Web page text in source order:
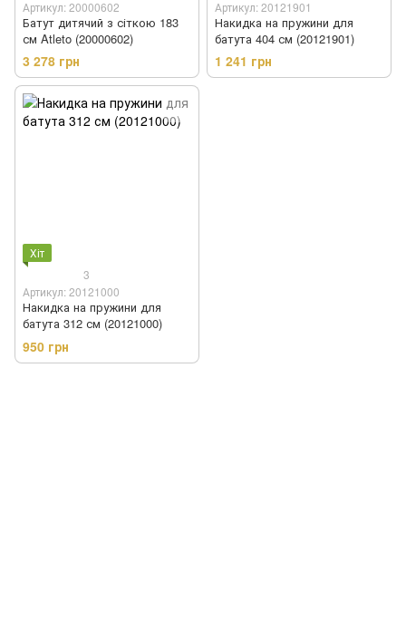
Артикул: 20000602
Батут дитячий з сіткою 183
см Atleto (20000602)
3 278 грн
Артикул: 20121901
Накидка на пружини для
батута 404 см (20121901)
1 241 грн
Хіт
3
Артикул: 20121000
Накидка на пружини для
батута 312 см (20121000)
950 грн